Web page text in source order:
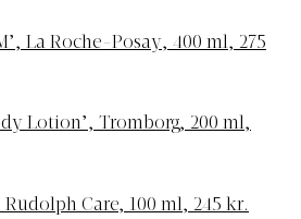
La Roche-Posay, 400 ml, 275
Lotion’, Tromborg, 200 ml,
Rudolph Care, 100 ml, 245 kr.